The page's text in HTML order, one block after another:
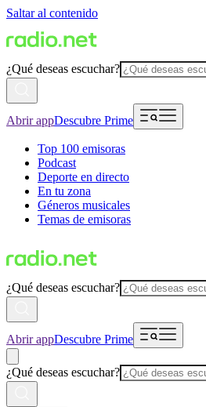
Saltar al contenido
¿Qué deseas escuchar?
Abrir appDescubre Prime
Top 100 emisoras
Podcast
Deporte en directo
En tu zona
Géneros musicales
Temas de emisoras
¿Qué deseas escuchar?
Abrir appDescubre Prime
¿Qué deseas escuchar?